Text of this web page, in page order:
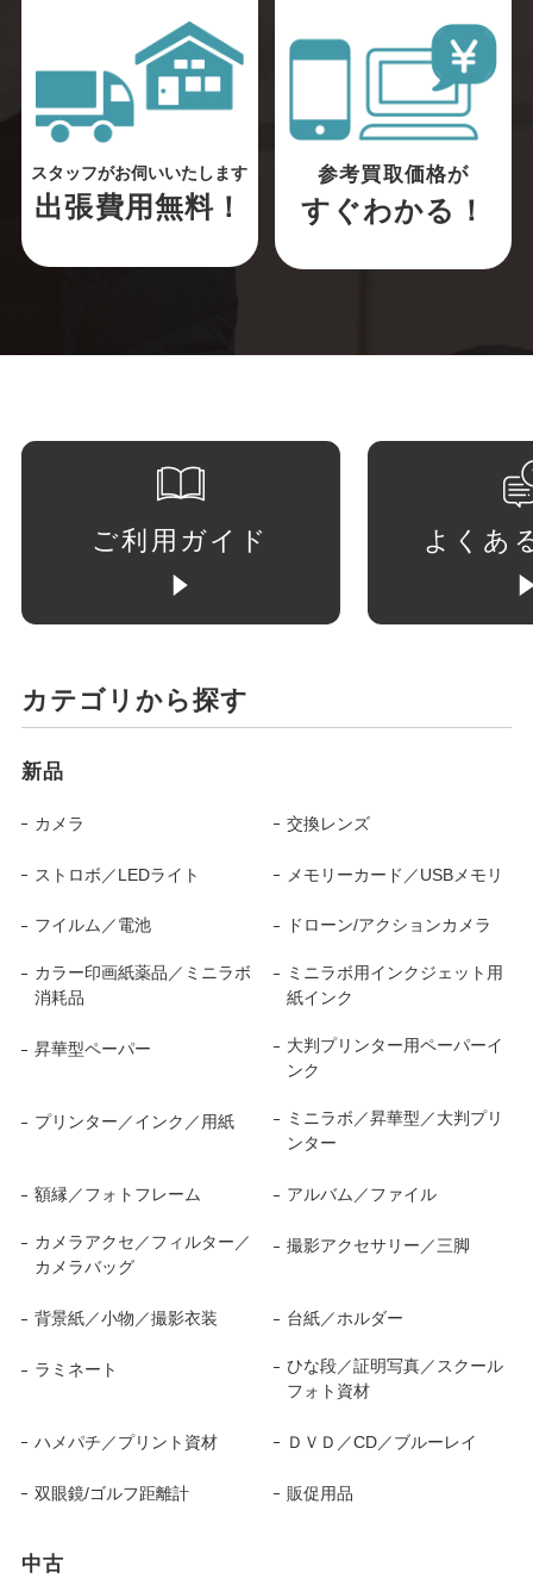
スタッフがお伺いいたします
出張費用無料！
参考買取価格が
すぐわかる！
ご利用ガイド よくあ
カテゴリから探す
新品
カメラ 交換レンズ
ストロボ／LEDライト メモリーカード／USBメモリ
フイルム／電池 ドローン/アクションカメラ
カラー印画紙薬品／ミニラボ
消耗品
ミニラボ用インクジェット用
紙インク
昇華型ペーパー
大判プリンター用ペーパーイ
ンク
プリンター／インク／用紙
ミニラボ／昇華型／大判プリ
ンター
額縁／フォトフレーム アルバム／ファイル
カメラアクセ／フィルター／
カメラバッグ
撮影アクセサリー／三脚
背景紙／小物／撮影衣装 台紙／ホルダー
ラミネート
ひな段／証明写真／スクール
フォト資材
ハメパチ／プリント資材 ＤＶＤ／CD／ブルーレイ
双眼鏡/ゴルフ距離計 販促用品
中古